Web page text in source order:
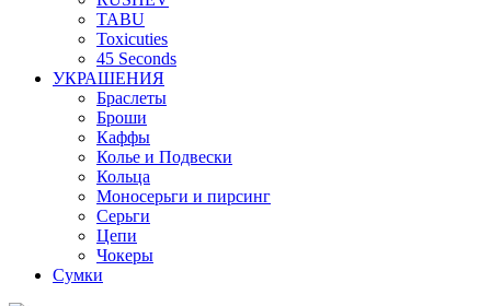
TABU
Toxicuties
45 Seconds
УКРАШЕНИЯ
Браслеты
Броши
Каффы
Колье и Подвески
Кольца
Моносерьги и пирсинг
Серьги
Цепи
Чокеры
Сумки